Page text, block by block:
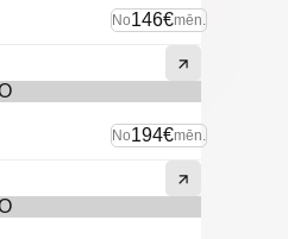
No146€mēn.
No194€mēn.